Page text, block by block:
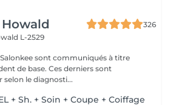
326
L-2529
sont communiqués à titre
de base. Ces derniers sont
selon le diagnosti...
+ Sh. + Soin + Coupe + Coiffage